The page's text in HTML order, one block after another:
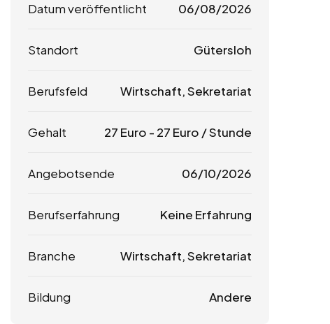
Datum veröffentlicht 06/08/2026
Standort Gütersloh
Berufsfeld Wirtschaft, Sekretariat
Gehalt 27 Euro - 27 Euro / Stunde
Angebotsende 06/10/2026
Berufserfahrung Keine Erfahrung
Branche Wirtschaft, Sekretariat
Bildung Andere